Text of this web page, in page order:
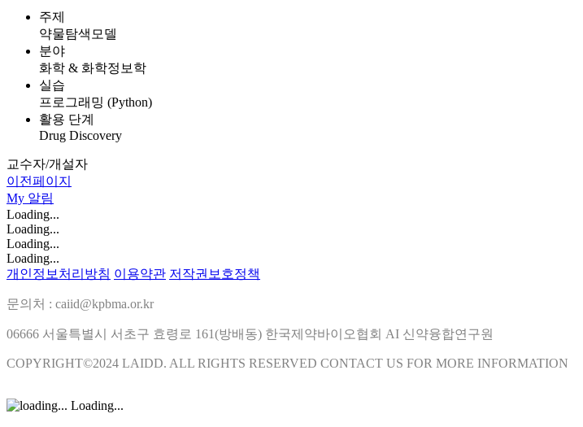
주제
약물탐색모델
분야
화학 & 화학정보학
실습
프로그래밍 (Python)
활용 단계
Drug Discovery
교수자/개설자
이전페이지
My 알림
Loading...
Loading...
Loading...
Loading...
개인정보처리방침 이용약관 저작권보호정책
문의처 : caiid@kpbma.or.kr
06666 서울특별시 서초구 효령로 161(방배동) 한국제약바이오협회 AI 신약융합연구원
COPYRIGHT©2024 LAIDD. ALL RIGHTS RESERVED CONTACT US FOR MORE INFORMATION
Loading...